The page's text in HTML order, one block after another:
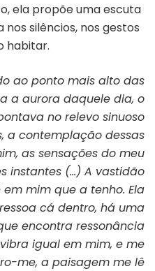
ela propõe uma escuta
silêncios, nos gestos
habitar.
ao ponto mais alto das
a aurora daquele dia, o
no relevo sinuoso
a contemplação dessas
as sensações do meu
instantes (…) A vastidão
mim que a tenho. Ela
cá dentro, há uma
encontra ressonância
igual em mim, e me
me, a paisagem me lê